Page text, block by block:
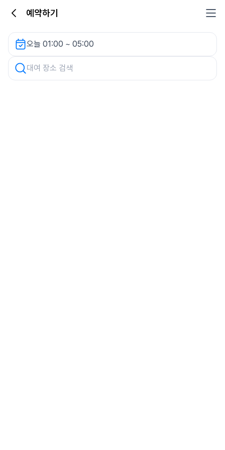
예약하기
오늘 01:00 ~ 05:00
반월역 환승공영주차장 렌터카